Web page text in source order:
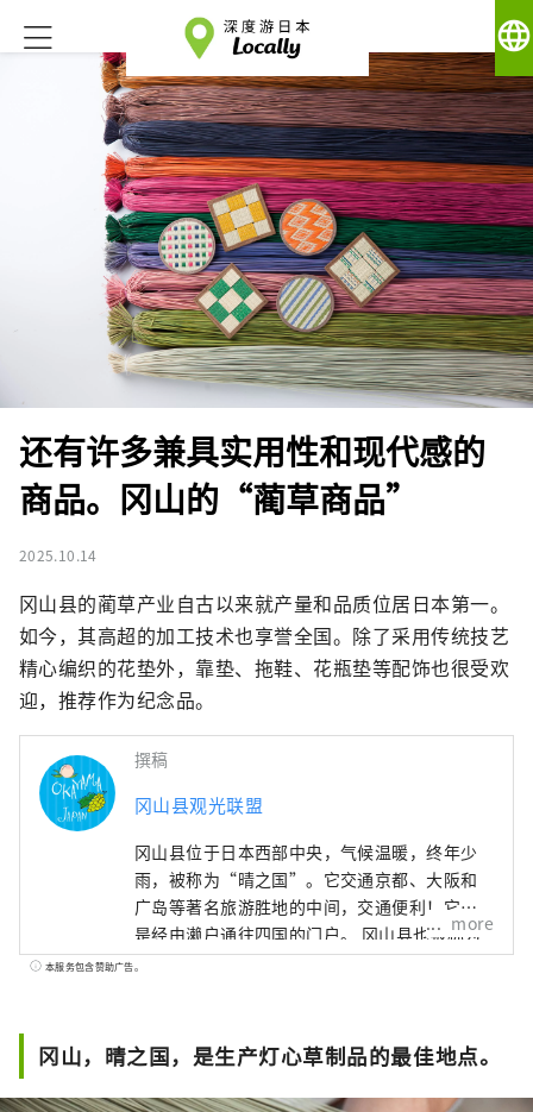
language
还有许多兼具实用性和现代感的
商品。冈山的“蔺草商品”
2025.10.14
冈山县的蔺草产业自古以来就产量和品质位居日本第一。
如今，其高超的加工技术也享誉全国。除了采用传统技艺
精心编织的花垫外，靠垫、拖鞋、花瓶垫等配饰也很受欢
迎，推荐作为纪念品。
撰稿
冈山县观光联盟
冈山县位于日本西部中央，气候温暖，终年少
雨，被称为“晴之国”。它交通京都、大阪和
广岛等著名旅游胜地的中间，交通便利！它也
是经由濑户通往四国的门户。 冈山县也被称为
“水果冈山”，在濑户内温暖的气候下，阳光
锋葡萄等时令水果！ 冈山还拥有世界级的旅游
景点，包括冈山城、日本三大名园之一的冈山
后乐园以及拥有历史、文化和艺术的仓敷美观
more
本服务包含赞助广告。
冈山，晴之国，是生产灯心草制品的最佳地点。